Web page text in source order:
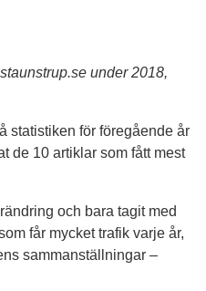
under 2018,
statistiken för föregående år
de 10 artiklar som fått mest
och bara tagit med
får mycket trafik varje år,
sammanställningar –